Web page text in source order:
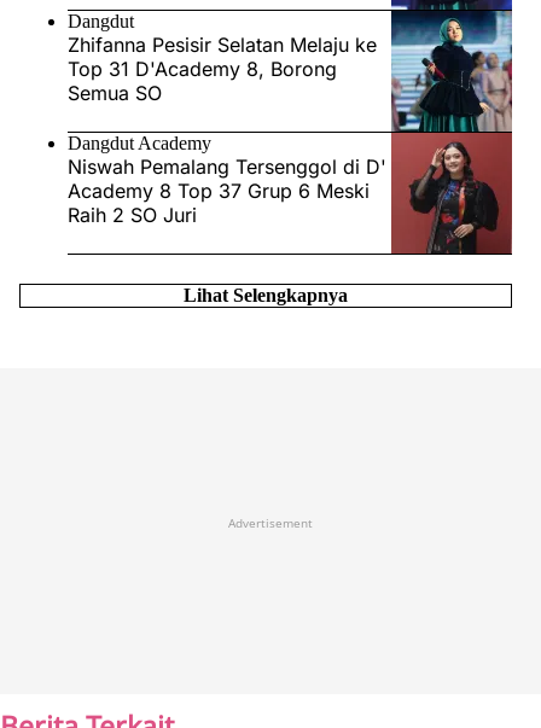
Dangdut
Zhifanna Pesisir Selatan Melaju ke
Top 31 D'Academy 8, Borong
Semua SO
Dangdut Academy
Niswah Pemalang Tersenggol di D'
Academy 8 Top 37 Grup 6 Meski
Raih 2 SO Juri
Lihat Selengkapnya
Advertisement